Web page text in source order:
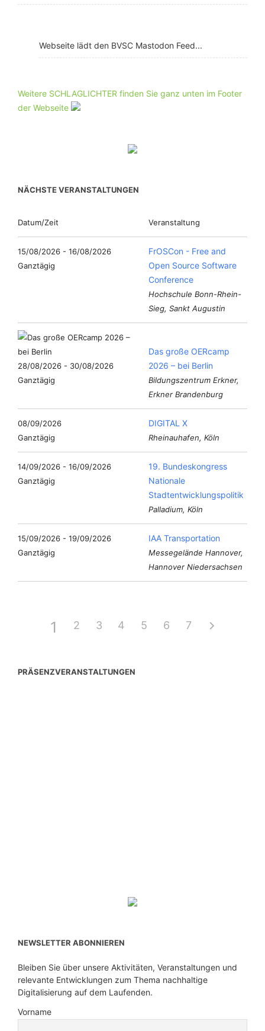
Webseite lädt den BVSC Mastodon Feed...
Weitere SCHLAGLICHTER finden Sie ganz unten im Footer
der Webseite
NÄCHSTE VERANSTALTUNGEN
Datum/Zeit Veranstaltung
15/08/2026 - 16/08/2026
Ganztägig
FrOSCon - Free and
Open Source Software
Conference
Hochschule Bonn-Rhein-
Sieg, Sankt Augustin
28/08/2026 - 30/08/2026
Ganztägig
Das große OERcamp
2026 – bei Berlin
Bildungszentrum Erkner,
Erkner Brandenburg
08/09/2026
Ganztägig
DIGITAL X
Rheinauhafen, Köln
14/09/2026 - 16/09/2026
Ganztägig
19. Bundeskongress
Nationale
Stadtentwicklungspolitik
Palladium, Köln
15/09/2026 - 19/09/2026
Ganztägig
IAA Transportation
Messegelände Hannover,
Hannover Niedersachsen
1 2 3 4 5 6 7
PRÄSENZVERANSTALTUNGEN
NEWSLETTER ABONNIEREN
Bleiben Sie über unsere Aktivitäten, Veranstaltungen und
relevante Entwicklungen zum Thema nachhaltige
Digitalisierung auf dem Laufenden.
Vorname